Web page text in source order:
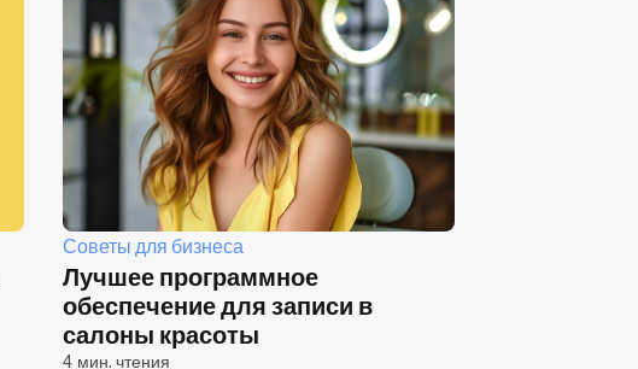
Советы для бизнеса
Лучшее программное
обеспечение для записи в
салоны красоты
4 мин. чтения